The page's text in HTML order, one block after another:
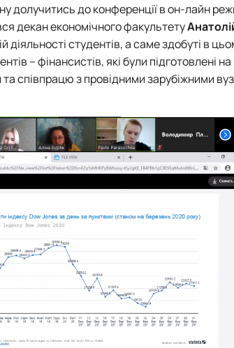
долучитись до конференції в он-лайн
декан економічного факультету
студентів, а саме здобуті в
– фінансистів, які були підготовлені
та співпрацю з провідними зарубіжними